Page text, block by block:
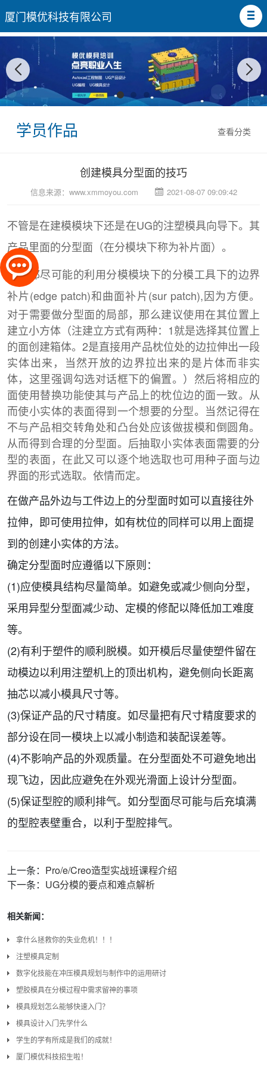
厦门模优科技有限公司
查看分类
学员作品
创建模具分型面的技巧
信息来源： www.xmmoyou.com 2021-08-07 09:09:42
不管是在建模模块下还是在UG的注塑模具向导下。其
产品里面的分型面（在分模块下称为补片面）。
我们都尽可能的利用分模模块下的分模工具下的边界
补片(edge patch)和曲面补片(sur patch),因为方便。
对于需要做分型面的局部，那么建议使用在其位置上
建立小方体（注建立方式有两种：1就是选择其位置上
的面创建箱体。2是直接用产品枕位处的边拉伸出一段
实体出来，当然开放的边界拉出来的是片体而非实
体，这里强调勾选对话框下的偏置。）然后将相应的
面使用替换功能使其与产品上的枕位边的面一致。从
而使小实体的表面得到一个想要的分型。当然记得在
不与产品相交转角处和凸台处应该做拔模和倒圆角。
从而得到合理的分型面。后抽取小实体表面需要的分
型的表面，在此又可以逐个地选取也可用种子面与边
界面的形式选取。依情而定。
在做产品外边与工件边上的分型面时如可以直接往外
拉伸，即可使用拉伸，如有枕位的同样可以用上面提
到的创建小实体的方法。
确定分型面时应遵循以下原则：
(1)应使模具结构尽量简单。如避免或减少侧向分型，
采用异型分型面减少动、定模的修配以降低加工难度
等。
(2)有利于塑件的顺利脱模。如开模后尽量使塑件留在
动模边以利用注塑机上的顶出机构，避免侧向长距离
抽芯以减小模具尺寸等。
(3)保证产品的尺寸精度。如尽量把有尺寸精度要求的
部分设在同一模块上以减小制造和装配误差等。
(4)不影响产品的外观质量。在分型面处不可避免地出
现飞边，因此应避免在外观光滑面上设计分型面。
(5)保证型腔的顺利排气。如分型面尽可能与后充填满
的型腔表壁重合，以利于型腔排气。
上一条： Pro/e/Creo造型实战班课程介绍
下一条： UG分模的要点和难点解析
相关新闻：
拿什么拯救你的失业危机！！！
注塑模具定制
数字化技能在冲压模具规划与制作中的运用研讨
塑胶模具在分模过程中需求留神的事项
模具规划怎么能够快速入门？
模具设计入门先学什么
学生的学有所成是我们的成就！
厦门模优科技招生啦！